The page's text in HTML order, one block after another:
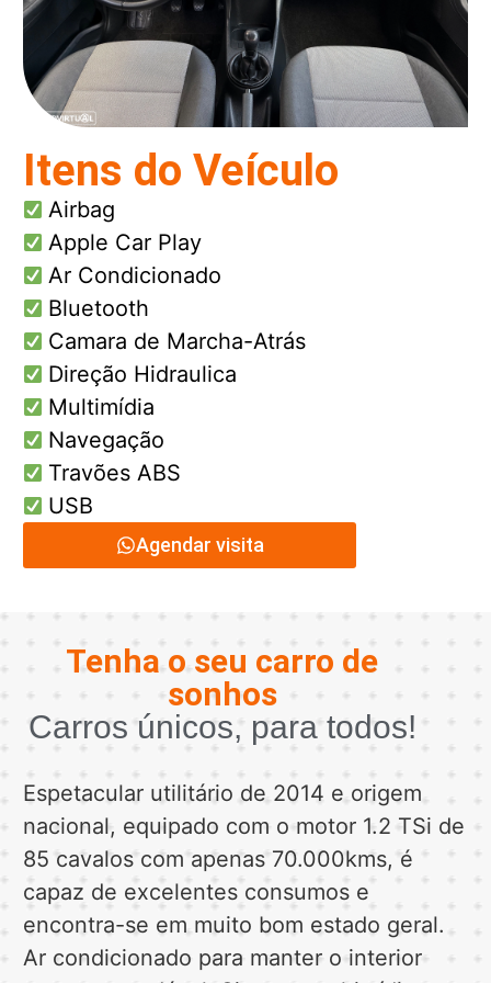
Itens do Veículo
Airbag
Apple Car Play
Ar Condicionado
Bluetooth
Camara de Marcha-Atrás
Direção Hidraulica
Multimídia
Navegação
Travões ABS
USB
Agendar visita
Tenha o seu carro de
sonhos
Carros únicos, para todos!
Espetacular utilitário de 2014 e origem
nacional, equipado com o motor 1.2 TSi de
85 cavalos com apenas 70.000kms, é
capaz de excelentes consumos e
encontra-se em muito bom estado geral.
Ar condicionado para manter o interior